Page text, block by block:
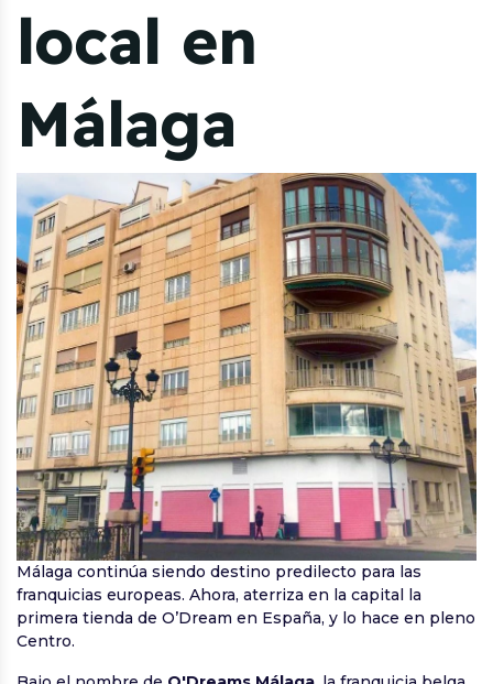
local en
Málaga
Málaga continúa siendo destino predilecto para las
franquicias europeas. Ahora, aterriza en la capital la
primera tienda de O’Dream en España, y lo hace en pleno
Centro.